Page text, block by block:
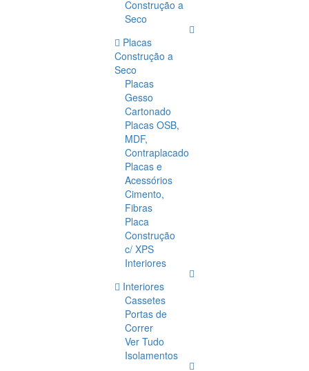
Construção a
Seco
Placas
Construção a
Seco
Placas
Gesso
Cartonado
Placas OSB,
MDF,
Contraplacado
Placas e
Acessórios
Cimento,
Fibras
Placa
Construção
c/ XPS
Interiores
Interiores
Cassetes
Portas de
Correr
Ver Tudo
Isolamentos